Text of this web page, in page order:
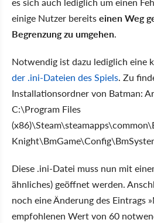
einige Nutzer bereitseinen Weg
Begrenzung zu umgehen.
Notwendig ist dazu lediglich eine
der .ini-Dateien des Spiels. Zu
Installationsordner von Batman:
C:\Program Files
Diese .ini-Datei muss nun mit
ähnliches) geöffnet werden.
noch eine Änderung des Eintrags
empfohlenen Wert von 60